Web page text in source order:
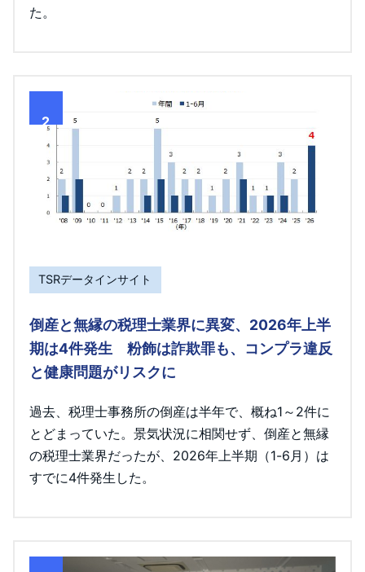
た。
2
TSRデータインサイト
倒産と無縁の税理士業界に異変、2026年上半
期は4件発生 粉飾は詐欺罪も、コンプラ違反
と健康問題がリスクに
過去、税理士事務所の倒産は半年で、概ね1～2件に
とどまっていた。景気状況に相関せず、倒産と無縁
の税理士業界だったが、2026年上半期（1-6月）は
すでに4件発生した。